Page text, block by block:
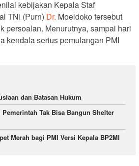
kebijakan Kepala Staf
TNI (Purn) Dr. Moeldoko tersebut
persoalan. Menurutnya, sampai hari
kendala serius pemulangan PMI
dan Batasan Hukum
Tak Bisa Bangun Shelter
Merah bagi PMI Versi Kepala BP2MI